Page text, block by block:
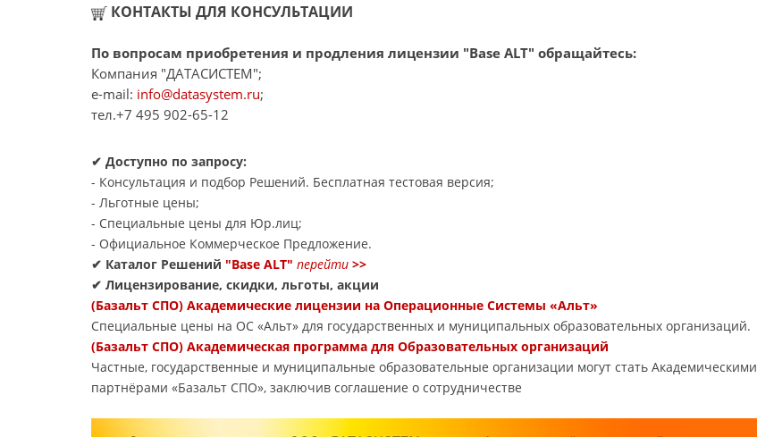
КОНТАКТЫ ДЛЯ КОНСУЛЬТАЦИИ
По вопросам приобретения и продления лицензии "Base ALT" обращайтесь:
Компания "ДАТАСИСТЕМ";
e-mail: info@datasystem.ru;
тел.+7 495 902-65-12
✔ Доступно по запросу:
- Консультация и подбор Решений. Бесплатная тестовая версия;
- Льготные цены;
- Специальные цены для Юр.лиц;
- Официальное Коммерческое Предложение.
✔ Каталог Решений "Base ALT" перейти >>
✔ Лицензирование, скидки, льготы, акции
(Базальт СПО) Академические лицензии на Операционные Системы «Альт»
Специальные цены на ОС «Альт» для государственных и муниципальных образовательных организаций.
(Базальт СПО) Академическая программа для Образовательных организаций
Частные, государственные и муниципальные образовательные организации могут стать Академическими
партнёрами «Базальт СПО», заключив соглашение о сотрудничестве